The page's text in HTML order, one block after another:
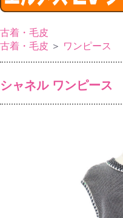
古着・毛皮
古着・毛皮 ＞ ワンピース
シャネル ワンピース